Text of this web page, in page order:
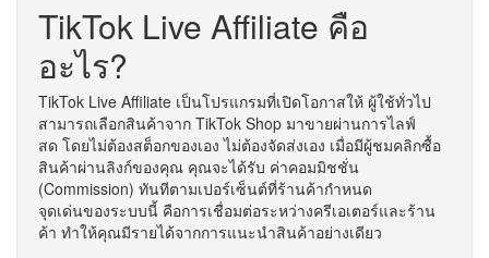
TikTok Live Affiliate คือ
อะไร?
TikTok Live Affiliate เป็นโปรแกรมที่เปิดโอกาสให้ ผู้ใช้ทั่วไป
สามารถเลือกสินค้าจาก TikTok Shop มาขายผ่านการไลฟ์
สด โดยไม่ต้องสต็อกของเอง ไม่ต้องจัดส่งเอง เมื่อมีผู้ชมคลิกซื้อ
สินค้าผ่านลิงก์ของคุณ คุณจะได้รับ ค่าคอมมิชชั่น
(Commission) ทันทีตามเปอร์เซ็นต์ที่ร้านค้ากำหนด
จุดเด่นของระบบนี้ คือการเชื่อมต่อระหว่างครีเอเตอร์และร้าน
ค้า ทำให้คุณมีรายได้จากการแนะนำสินค้าอย่างเดียว